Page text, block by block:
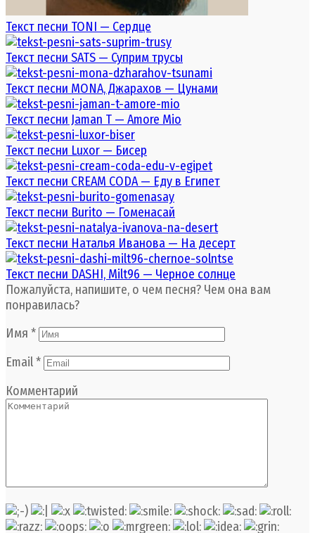
Текст песни TONI — Сердце
Текст песни SATS — Суприм трусы
Текст песни MONA, Джарахов — Цунами
Текст песни Jaman T — Amore Mio
Текст песни Luxor — Бисер
Текст песни CREAM CODA — Еду в Египет
Текст песни Burito — Гоменасай
Текст песни Наталья Иванова — На десерт
Текст песни DASHI, Milt96 — Черное солнце
Пожалуйста, напишите, о чем песня? Чем она вам
понравилась?
Имя *
Email*
Комментарий